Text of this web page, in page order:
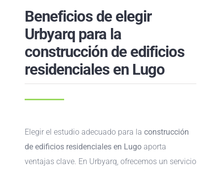
Beneficios de elegir
Urbyarq para la
construcción de edificios
residenciales en Lugo
Elegir el estudio adecuado para la construcción
de edificios residenciales en Lugo aporta
ventajas clave. En Urbyarq, ofrecemos un servicio